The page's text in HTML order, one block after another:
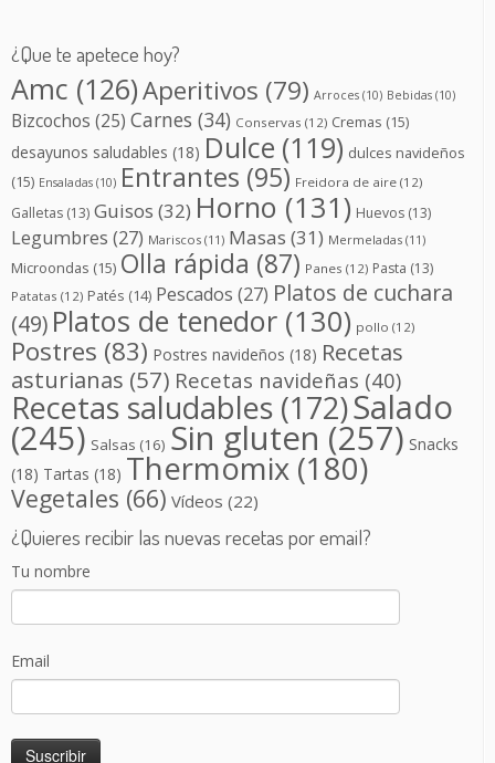
¿Que te apetece hoy?
Amc (126)Aperitivos (79) Arroces (10) Bebidas (10)
Bizcochos (25) Carnes (34) Conservas (12) Cremas (15)
desayunos saludables (18) Dulce (119) dulces navideños
(15) Ensaladas (10) Entrantes (95) Freidora de aire (12)
Galletas (13) Guisos (32) Horno (131) Huevos (13)
Legumbres (27) Mariscos (11) Masas (31) Mermeladas (11)
Microondas (15) Olla rápida (87) Panes (12) Pasta (13)
Patatas (12) Patés (14) Pescados (27) Platos de cuchara
(49) Platos de tenedor (130) pollo (12)
Postres (83) Postres navideños (18) Recetas
asturianas (57) Recetas navideñas (40)
Recetas saludables (172)Salado
(245) Salsas (16) Sin gluten (257) Snacks
(18) Tartas (18) Thermomix (180)
Vegetales (66) Vídeos (22)
¿Quieres recibir las nuevas recetas por email?
Tu nombre
Email